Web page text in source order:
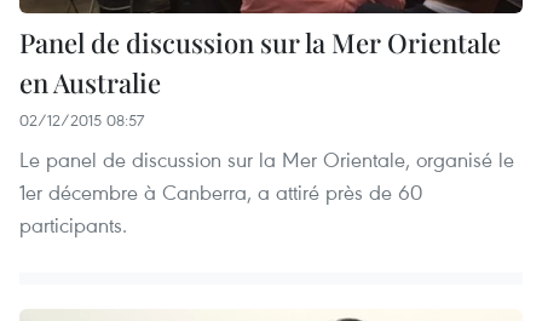
Panel de discussion sur la Mer Orientale
en Australie
02/12/2015 08:57
Le panel de discussion sur la Mer Orientale, organisé le
1er décembre à Canberra, a attiré près de 60
participants.